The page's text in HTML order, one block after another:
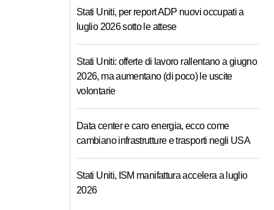
Stati Uniti, per report ADP nuovi occupati a
luglio 2026 sotto le attese
Stati Uniti: offerte di lavoro rallentano a giugno
2026, ma aumentano (di poco) le uscite
volontarie
Data center e caro energia, ecco come
cambiano infrastrutture e trasporti negli USA
Stati Uniti, ISM manifattura accelera a luglio
2026